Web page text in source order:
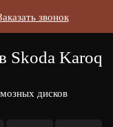
звонок
Skoda Karoq
дисков